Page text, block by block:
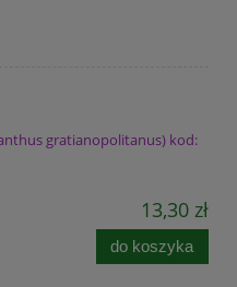
gratianopolitanus) kod:
13,30 zł
do koszyka